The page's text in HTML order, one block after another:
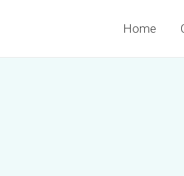
Home